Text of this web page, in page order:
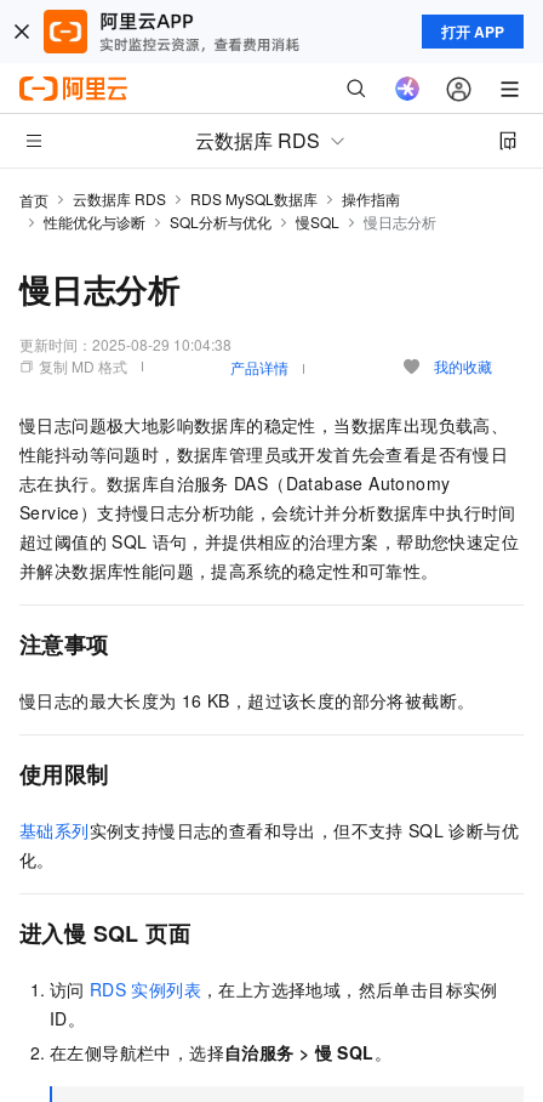
打开 APP
云数据库 RDS
首页 云数据库 RDS RDS MySQL数据库
操作指南
性能优化与诊断
SQL分析与优化 慢SQL 慢日志分析
慢日志分析
更新时间： 2025-08-29 10:04:38
复制 MD 格式
产品详情 我的收藏
慢日志问题极大地影响数据库的稳定性，当数据库出现负载高、
性能抖动等问题时，数据库管理员或开发首先会查看是否有慢日
志在执行。数据库自治服务 DAS（Database Autonomy
Service）支持慢日志分析功能，会统计并分析数据库中执行时间
超过阈值的 SQL 语句，并提供相应的治理方案，帮助您快速定位
并解决数据库性能问题，提高系统的稳定性和可靠性。
注意事项
慢日志的最大长度为 16 KB，超过该长度的部分将被截断。
使用限制
基础系列实例支持慢日志的查看和导出，但不支持 SQL 诊断与优
化。
进入慢 SQL 页面
访问 RDS 实例列表 ，在上方选择地域，然后单击目标实例
ID。
在左侧导航栏中，选择自治服务 >慢 SQL。